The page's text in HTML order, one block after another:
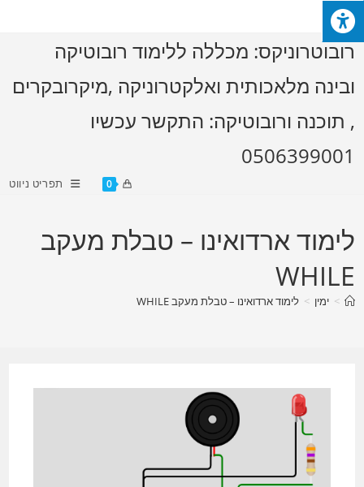
Skip
to
content
רובוטרוניקס: מכללה ללימוד רובוטיקה
ובינה מלאכותית ואלקטרוניקה ,מיקרובקרים
, תוכנה ורובוטיקה: התקשר עכשיו
0506399001
0 תפריט ניווט
לימוד ארדואינו – טבלת מעקב
WHILE
> ימין > לימוד ארדואינו – טבלת מעקב WHILE